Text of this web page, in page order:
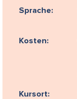
Sprache:
Kosten:
Kursort: